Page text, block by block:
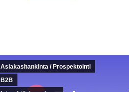
Asiakashankinta / Prospektointi
B2B